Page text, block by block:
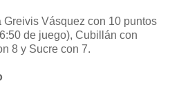
Greivis Vásquez con 10 puntos
de juego), Cubillán con
8 y Sucre con 7.